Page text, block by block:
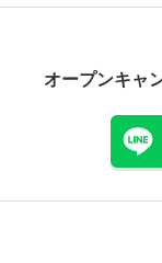
オープンキャ